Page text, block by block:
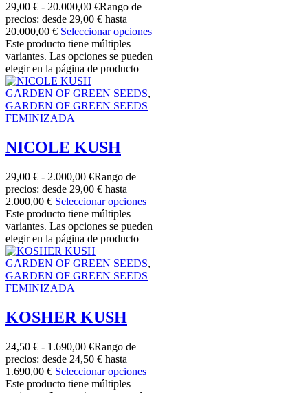
29,00 € - 20.000,00 €Rango de
precios: desde 29,00 € hasta
20.000,00 € Seleccionar opciones
Este producto tiene múltiples
variantes. Las opciones se pueden
elegir en la página de producto
GARDEN OF GREEN SEEDS,
GARDEN OF GREEN SEEDS
FEMINIZADA
NICOLE KUSH
29,00 € - 2.000,00 €Rango de
precios: desde 29,00 € hasta
2.000,00 € Seleccionar opciones
Este producto tiene múltiples
variantes. Las opciones se pueden
elegir en la página de producto
GARDEN OF GREEN SEEDS,
GARDEN OF GREEN SEEDS
FEMINIZADA
KOSHER KUSH
24,50 € - 1.690,00 €Rango de
precios: desde 24,50 € hasta
1.690,00 € Seleccionar opciones
Este producto tiene múltiples